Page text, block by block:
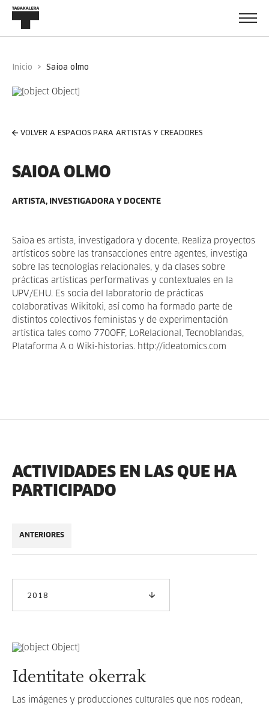
Inicio saioa olmo
VOLVER A ESPACIOS PARA ARTISTAS Y CREADORES
SAIOA OLMO
ARTISTA, INVESTIGADORA Y DOCENTE
Saioa es artista, investigadora y docente. Realiza proyectos
artísticos sobre las transacciones entre agentes, investiga
sobre las tecnologías relacionales, y da clases sobre
prácticas artísticas performativas y contextuales en la
UPV/EHU. Es socia del laboratorio de prácticas
colaborativas Wikitoki, así como ha formado parte de
distintos colectivos feministas y de experimentación
artística tales como 770OFF, LoRelacional, Tecnoblandas,
Plataforma A o Wiki-historias. http://ideatomics.com
ACTIVIDADES EN LAS QUE HA
PARTICIPADO
ANTERIORES
2018
Identitate okerrak
Las imágenes y producciones culturales que nos rodean,